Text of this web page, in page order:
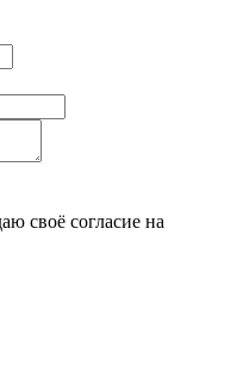
своё согласие на